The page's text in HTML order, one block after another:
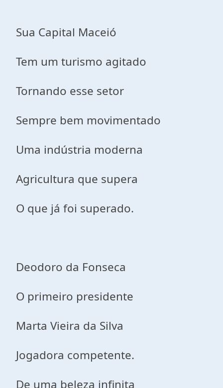
Sua Capital Maceió
Tem um turismo agitado
Tornando esse setor
Sempre bem movimentado
Uma indústria moderna
Agricultura que supera
O que já foi superado.
Deodoro da Fonseca
O primeiro presidente
Marta Vieira da Silva
Jogadora competente.
De uma beleza infinita